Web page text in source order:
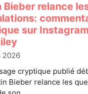
Bieber relance
sur
2026
cryptique publié
Bieber relance les